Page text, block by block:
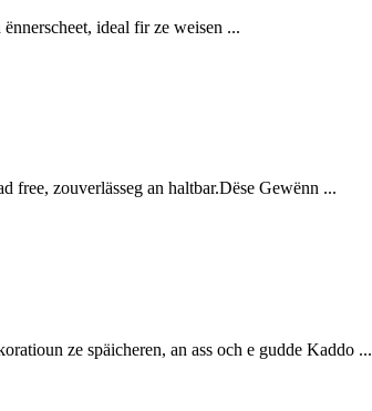
ideal fir ze weisen ...
free, zouverlässeg an haltbar.Dëse Gewënn ...
ze späicheren, an ass och e gudde Kaddo ...